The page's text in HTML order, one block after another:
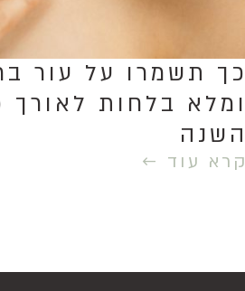
כך תשמרו על עור
ומלא בלחות לאורך
השנה
קרא עוד ←